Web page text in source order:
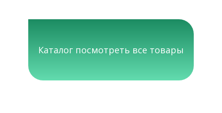
Каталог посмотреть все товары